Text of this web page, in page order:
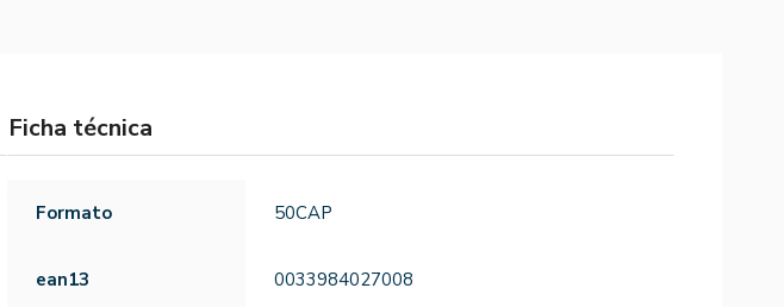
Ficha técnica
Formato 50CAP
ean13 0033984027008